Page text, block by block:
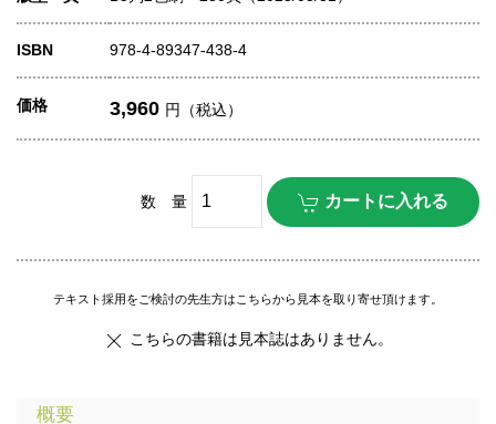
ISBN 978-4-89347-438-4
価格 3,960 円（税込）
数 量
テキスト採用をご検討の先生方はこちらから見本を取り寄せ頂けます。
こちらの書籍は見本誌はありません。
概要